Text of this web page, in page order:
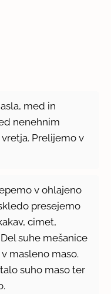
med in
nenehnim
Prelijemo v
v ohlajeno
presejemo
cimet,
suhe mešanice
masleno maso.
suho maso ter